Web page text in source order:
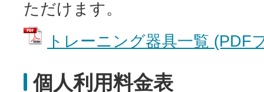
ただけます。
トレーニング器具一覧 (PDF
個人利用料金表